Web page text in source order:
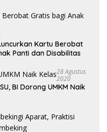
Kartu Berobat
Panti dan Disabilitas
28 Agustus
2020
BI Dorong UMKM Naik